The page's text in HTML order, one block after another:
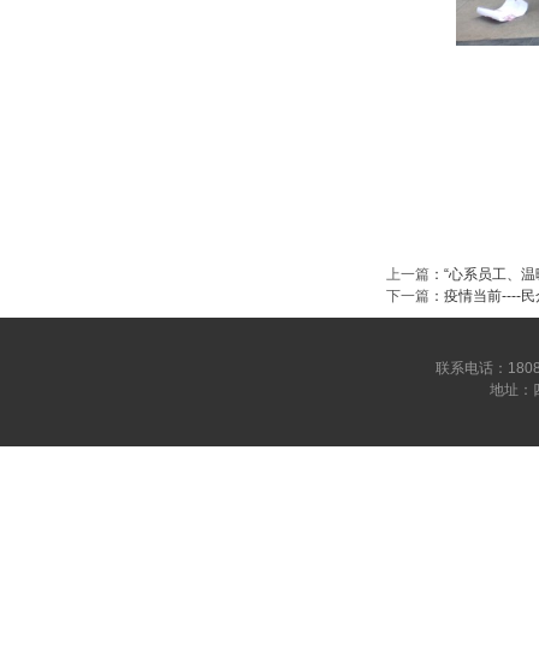
上一篇 ： “心系员工、
下一篇 ： 疫情当前----
联系电话：
地址：